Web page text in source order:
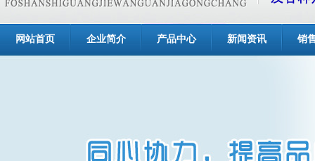
网站首页 企业简介 产品中心 新闻资讯 销